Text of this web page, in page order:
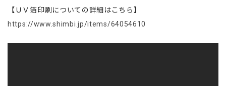
【ＵＶ箔印刷についての詳細はこちら】
https://www.shimbi.jp/items/64054610